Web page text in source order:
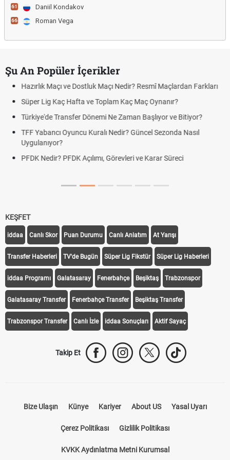
61 Daniil Kondakov
66 Roman Vega
Şu An Popüler İçerikler
ve Dostluk Maçı Nedir? Resmî Maçlardan Farkları
Kaç Hafta ve Toplam Kaç Maç Oynanır?
Transfer Dönemi Ne Zaman Başlıyor ve Bitiyor?
Oyuncu Kuralı Nedir? Güncel Sezonda Nasıl
PFDK Açılımı, Görevleri ve Karar Süreci
Puan
Futbol
Deplasman
KEŞFET
iddaa Canlı Skor Puan Durumu Canlı Anlatım At Yarışı
Transfer Haberleri TV'de Bugün Süper Lig Fikstür Süper Lig Haberleri
iddaa Programı Galatasaray Fenerbahçe Beşiktaş Trabzonspor
Galatasaray Transfer Fenerbahçe Transfer Beşiktaş Transfer
Trabzonspor Transfer Canlı İzle iddaa Sonuçları Aktif Sayaç
Takip Et
Bize Ulaşın Künye Kariyer About US Yasal Uyarı
Çerez Politikası Gizlilik Politikası
KVKK Aydınlatma Metni Kurumsal